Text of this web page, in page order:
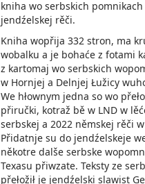
kniha wo serbskich
jendźelskej rěči.
Kniha wopřija 332 stron, ma
wobalku a je bohaće z fotami
z kartomaj wo serbskich
w Hornjej a Delnjej Łužicy
We hłownym jedna so wo
přiručki, kotraž bě w LND w
serbskej a 2022 němskej rěči
Přidatnje su do jendźelskeje
někotre dalše serbske
Texasu přiwzate. Teksty ze
přełožił je jendźelski slawist